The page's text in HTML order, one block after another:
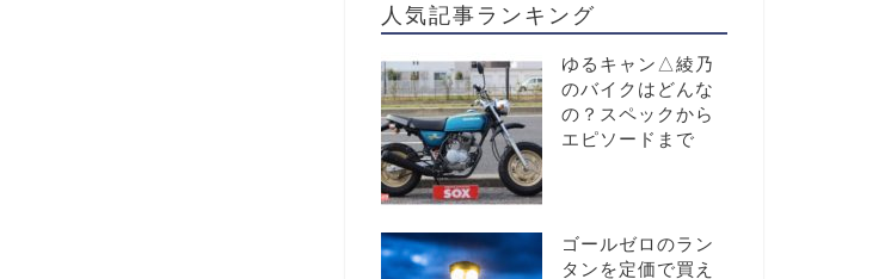
人気記事ランキング
ゆるキャン△綾乃
のバイクはどんな
の？スペックから
エピソードまで
ゴールゼロのラン
タンを定価で買え